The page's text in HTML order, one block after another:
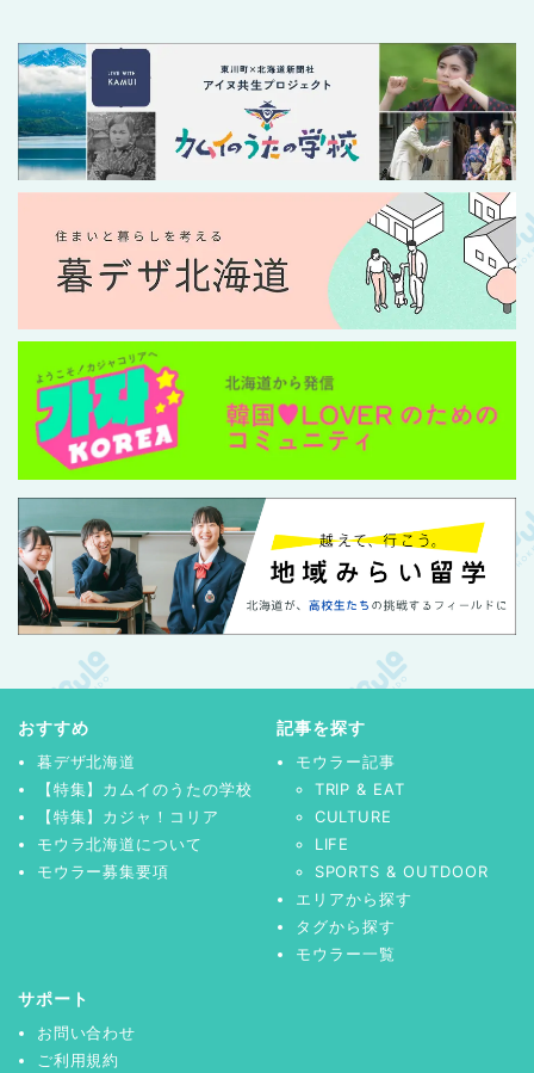
おすすめ
暮デザ北海道
【特集】カムイのうたの学校
【特集】カジャ！コリア
モウラ北海道について
モウラー募集要項
記事を探す
モウラー記事
TRIP & EAT
CULTURE
LIFE
SPORTS & OUTDOOR
エリアから探す
タグから探す
モウラー一覧
サポート
お問い合わせ
ご利用規約